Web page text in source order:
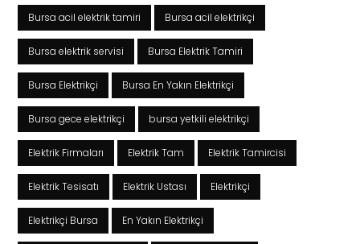
Bursa acil elektrik tamiri Bursa acil elektrikçi
Bursa elektrik servisi Bursa Elektrik Tamiri
Bursa Elektrikçi Bursa En Yakın Elektrikçi
Bursa gece elektrikçi bursa yetkili elektrikçi
Elektrik Firmaları Elektrik Tam Elektrik Tamircisi
Elektrik Tesisatı Elektrik Ustası Elektrikçi
Elektrikçi Bursa En Yakın Elektrikçi